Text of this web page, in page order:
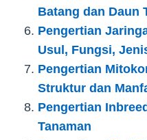
Batang dan Daun
Pengertian
Usul, Fungsi,
Pengertian
Struktur dan
Pengertian
Tanaman